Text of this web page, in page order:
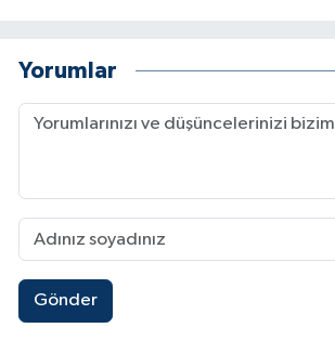
Yorumlar
Gönder